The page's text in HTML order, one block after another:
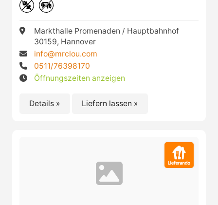
Markthalle Promenaden / Hauptbahnhof
30159, Hannover
info@mrclou.com
0511/76398170
Öffnungszeiten anzeigen
Details » Liefern lassen »